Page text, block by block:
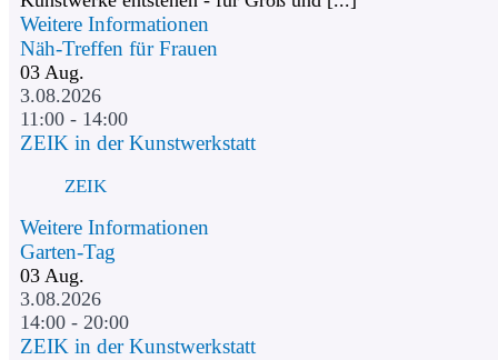
Weitere Informationen
Näh-Treffen für Frauen
03 Aug.
3.08.2026
11:00 - 14:00
ZEIK in der Kunstwerkstatt
ZEIK
Weitere Informationen
Garten-Tag
03 Aug.
3.08.2026
14:00 - 20:00
ZEIK in der Kunstwerkstatt